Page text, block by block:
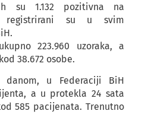
su 1.132 pozitivna na
registrirani su u svim
223.960 uzoraka, a
38.672 osobe.
danom, u Federaciji BiH
a u protekla 24 sata
585 pacijenata. Trenutno